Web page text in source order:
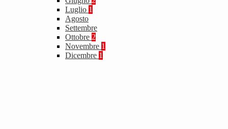
Luglio 1
Agosto
Settembre
Ottobre 2
Novembre 1
Dicembre 1